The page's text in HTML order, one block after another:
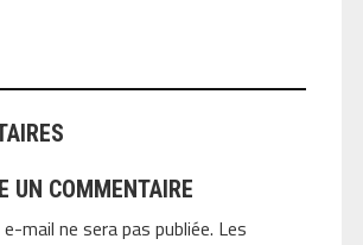
UN COMMENTAIRE
mail ne sera pas publiée. Les